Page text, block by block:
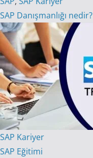
SAP Danışmanlığı nedir?
SAP Kariyer
SAP Eğitimi